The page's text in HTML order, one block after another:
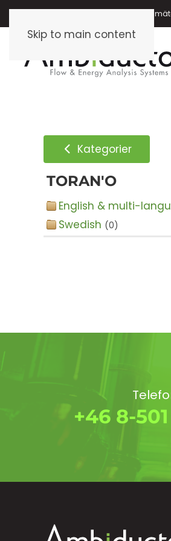
Skip to main content
Energimätare, vattenmätare,
Kategorier
TORAN'O
English & multi-
Swedish (0)
+46 8-